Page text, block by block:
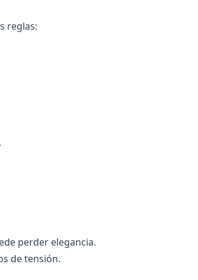
reglas:
perder elegancia.
de tensión.